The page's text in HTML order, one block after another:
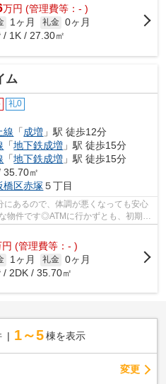
万円 (管理費等：- )
1ヶ月 礼金 0ヶ月
/ 1K / 27.30㎡
ム
礼0
線 「成増 」駅 徒歩12分
「地下鉄成増 」駅 徒歩15分
「地下鉄成増 」駅 徒歩15分
35.70㎡
橋区赤塚 ５丁目
にあるので、体調が悪くなっても安心
物件です◎ATMに行かずとも、初期費
ら...
円 (管理費等：- )
1ヶ月 礼金 0ヶ月
/ 2DK / 35.70㎡
1～5 棟を表示
変更